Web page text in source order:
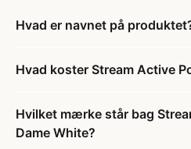
Hvad er navnet på
Hvad koster Stream Active
Hvilket mærke står bag
Dame White?